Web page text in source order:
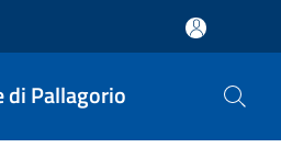
di Pallagorio